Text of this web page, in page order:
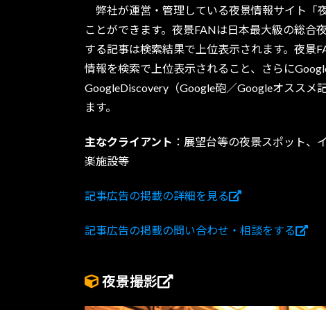
弊社が運営・管理している夜景情報サイト「
ことができます。夜景FANは日本最大級の総合
する記事は検索結果で上位表示されます。夜景
情報を検索で上位表示されること、さらに
GoogleDiscovery（Google砲／Googleオススメ
ます。
主なクライアント ：展望台等の夜景スポット、
楽施設等
記事広告の掲載の詳細を見る
記事広告の掲載の問い合わせ・相談をする
夜景撮影